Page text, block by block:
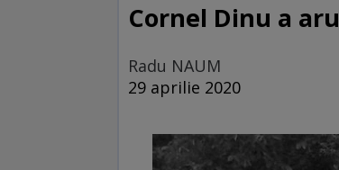
Cornel Dinu a
Radu NAUM
29 aprilie 2020